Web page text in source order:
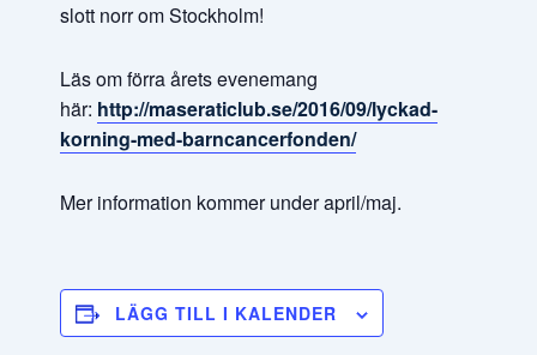
slott norr om Stockholm!
Läs om förra årets evenemang
här: http://maseraticlub.se/2016/09/lyckad-
korning-med-barncancerfonden/
Mer information kommer under april/maj.
LÄGG TILL I KALENDER